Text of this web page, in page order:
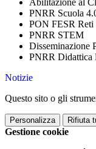
Abilitazione al
PNRR Scuola
PON FESR Reti
PNRR STEM
Disseminazione
PNRR Didattica
Notizie
Questo sito o gli
Personalizza Rifiuta
Gestione cookie